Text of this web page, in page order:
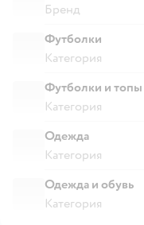
Бренд
Футболки
Категория
Футболки и топы
Категория
Одежда
Категория
Одежда и обувь
Категория